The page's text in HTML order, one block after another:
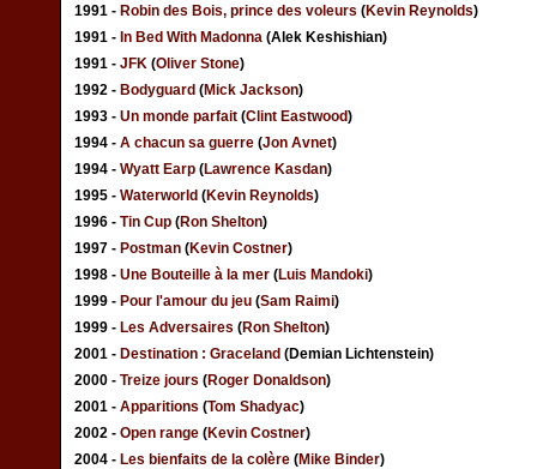
1991 - Robin des Bois, prince des voleurs (Kevin Reynolds)
1991 - In Bed With Madonna (Alek Keshishian)
1991 - JFK (Oliver Stone)
1992 - Bodyguard (Mick Jackson)
1993 - Un monde parfait (Clint Eastwood)
1994 - A chacun sa guerre (Jon Avnet)
1994 - Wyatt Earp (Lawrence Kasdan)
1995 - Waterworld (Kevin Reynolds)
1996 - Tin Cup (Ron Shelton)
1997 - Postman (Kevin Costner)
1998 - Une Bouteille à la mer (Luis Mandoki)
1999 - Pour l'amour du jeu (Sam Raimi)
1999 - Les Adversaires (Ron Shelton)
2001 - Destination : Graceland (Demian Lichtenstein)
2000 - Treize jours (Roger Donaldson)
2001 - Apparitions (Tom Shadyac)
2002 - Open range (Kevin Costner)
2004 - Les bienfaits de la colère (Mike Binder)